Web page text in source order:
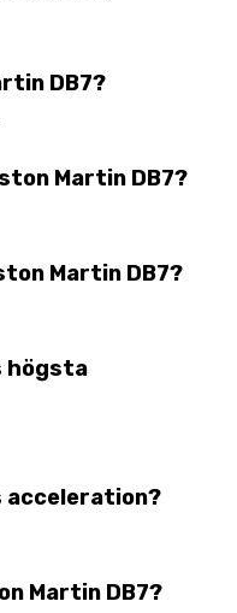
DB7?
Martin DB7?
Martin DB7?
högsta
acceleration?
Martin DB7?